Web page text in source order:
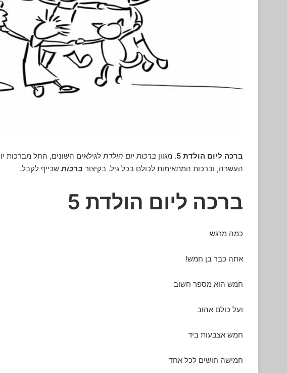
ברכה ליום הולדת 5 . מגוון ברכות יום הולדתלגילאים השונים, החל מברכות
העשרה, וברכות המתאימות לכולם בכל גיל. בקיצור ברכותשכייף לקבל.
ברכה ליום הולדת 5
כמה מרגש
אתה כבר בן חמש!
חמש הוא מספר חשוב
ועל כולם אהוב
חמש אצבעות ביד
חמישה חושים לכל אחד